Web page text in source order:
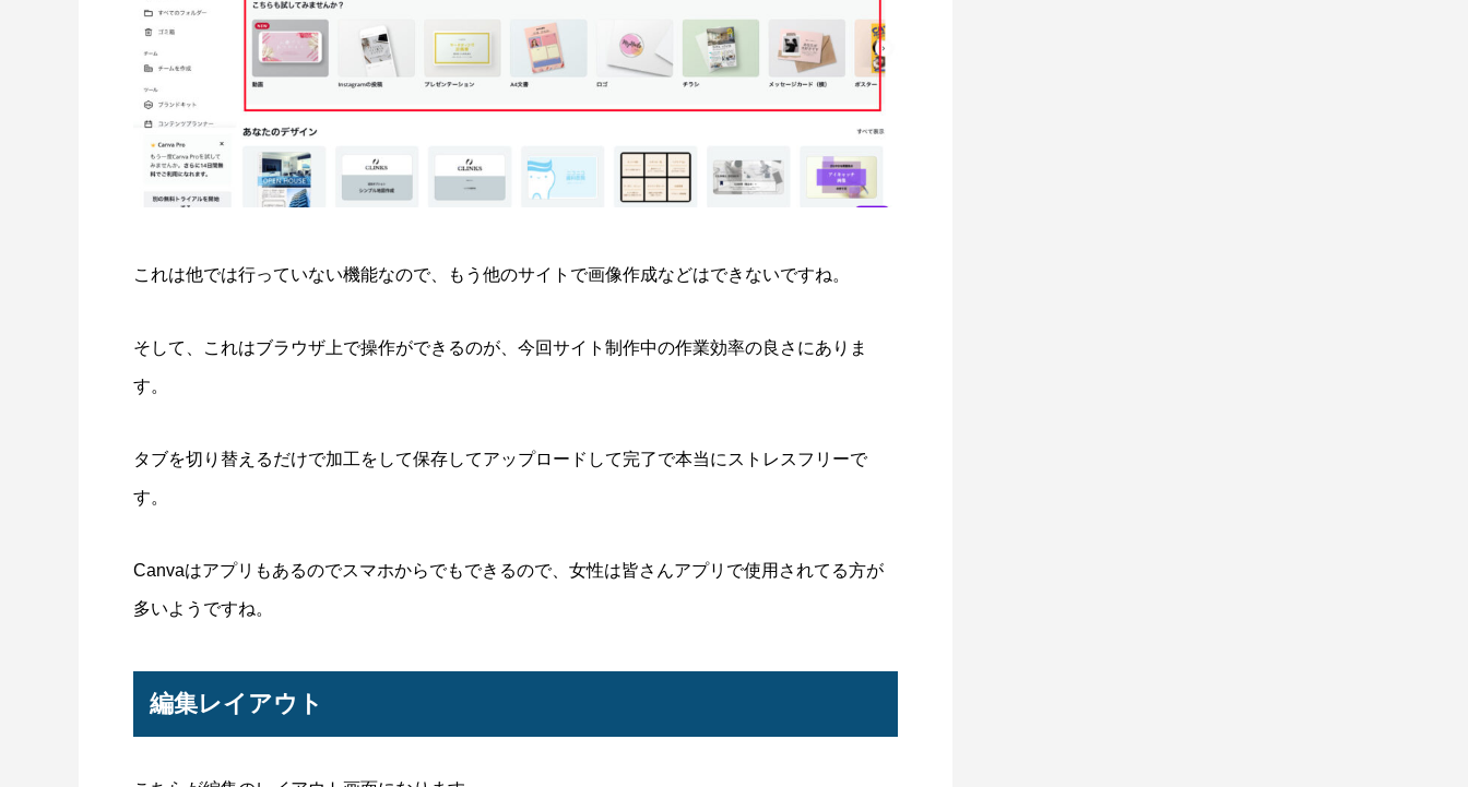
これは他では行っていない機能なので、もう他のサイトで画像作成などはできないですね。
そして、これはブラウザ上で操作ができるのが、今回サイト制作中の作業効率の良さにありま
す。
タブを切り替えるだけで加工をして保存してアップロードして完了で本当にストレスフリーで
す。
Canvaはアプリもあるのでスマホからでもできるので、女性は皆さんアプリで使用されてる方が
多いようですね。
編集レイアウト